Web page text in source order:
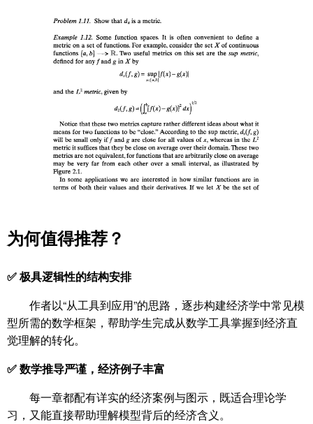
为何值得推荐？
✅ 极具逻辑性的结构安排
作者以“从工具到应用”的思路，逐步构建经济学中常见模
型所需的数学框架，帮助学生完成从数学工具掌握到经济直
觉理解的转化。
✅ 数学推导严谨，经济例子丰富
每一章都配有详实的经济案例与图示，既适合理论学
习，又能直接帮助理解模型背后的经济含义。